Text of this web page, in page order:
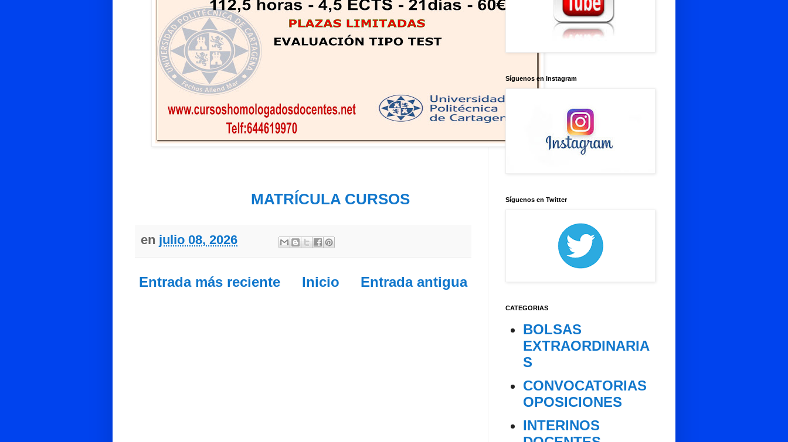
MATRÍCULA CURSOS
en julio 08, 2026
Entrada más reciente Entrada antigua
Inicio
Síguenos en Instagram
Síguenos en Twitter
CATEGORIAS
BOLSAS
EXTRAORDINARIA
S
CONVOCATORIAS
OPOSICIONES
INTERINOS